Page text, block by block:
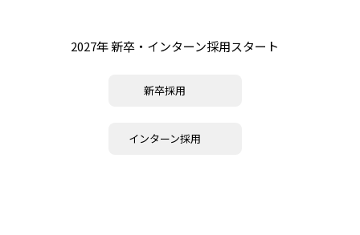
2027年 新卒・インターン採用スタート
新卒採用
インターン採用